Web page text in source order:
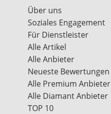
Über uns
Soziales Engagement
Für Dienstleister
Alle Artikel
Alle Anbieter
Neueste Bewertungen
Alle Premium Anbieter
Alle Diamant Anbieter
TOP 10